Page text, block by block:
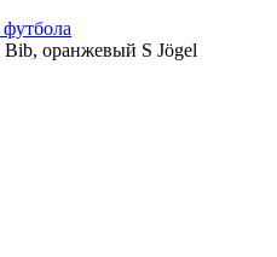
оранжевый S Jögel